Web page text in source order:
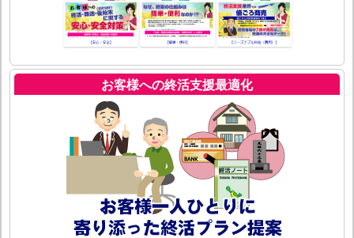
お客様への終活支援最適化